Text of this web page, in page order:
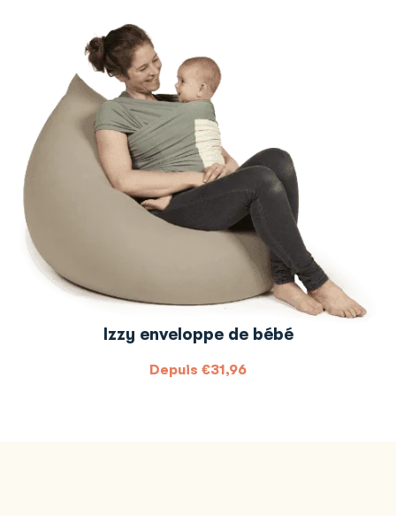
Izzy enveloppe de bébé
Depuis €31,96